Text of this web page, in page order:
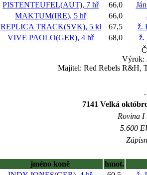
PISTENTEUFEL(AUT), 7 hř 66,0
MAKTUM(IRE), 5 hř 66,0
REPLICA TRACK(SVK), 5 kl 67,5
ž.
VIVE PAOLO(GER), 4 hř 68,0
ž.
Výrok:
Majitel: Red Rebels R&H,
7141 Velká
Rovina I
5.600
jméno koně
hmot.